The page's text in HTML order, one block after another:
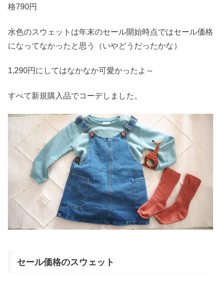
格790円
水色のスウェットは年末のセール開始時点ではセール価格
になってなかったと思う（いやどうだったかな）
1,290円にしてはなかなか可愛かったよ～
すべて新規購入品でコーデしました。
セール価格のスウェット